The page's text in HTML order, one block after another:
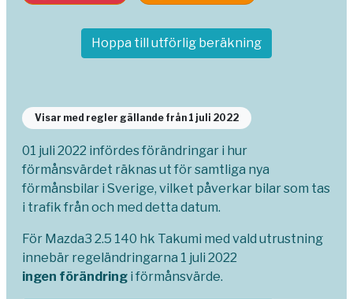
Hoppa till utförlig beräkning
Visar med regler gällande från 1 juli 2022
01 juli 2022 infördes förändringar i hur
förmånsvärdet räknas ut för samtliga nya
förmånsbilar i Sverige, vilket påverkar bilar som tas
i trafik från och med detta datum.
För Mazda3 2.5 140 hk Takumi med vald utrustning
innebär regeländringarna 1 juli 2022
ingen förändring i förmånsvärde.